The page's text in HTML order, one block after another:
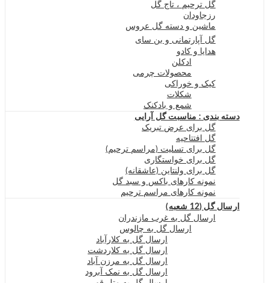
گل ترحیم ، تاج گل
رزجاودان
ماشین و دسته گل عروس
گل آپارتمانی و بن سای
هدایا و کادو
ادکلن
محصولات چرمی
کیک و خوراکی
شکلات
شمع و بادکنک
دسته بندی : مناسبت گل آرایی
گل برای عرض تبریک
گل افتتاحیه
گل برای تسلیت (مراسم ترحیم)
گل برای خواستگاری
گل برای ولنتاین (عاشقانه)
نمونه کارهای باکس و سبد گل
نمونه کارهای مراسم ترحیم
ارسال گل (12 شعبه)
ارسال گل به غرب مازندران
ارسال گل به چالوس
ارسال گل به کلارآباد
ارسال گل به کلاردشت
ارسال گل به مرزن آباد
ارسال گل به نمک آبرود